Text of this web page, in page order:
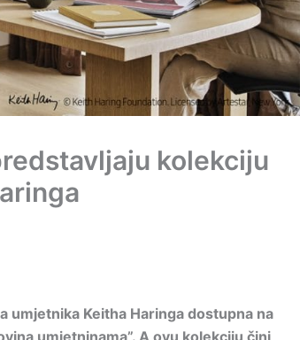
kolekciju
umjetnika Keitha Haringa dostupna na
umjetninama”. A ovu kolekciju čini